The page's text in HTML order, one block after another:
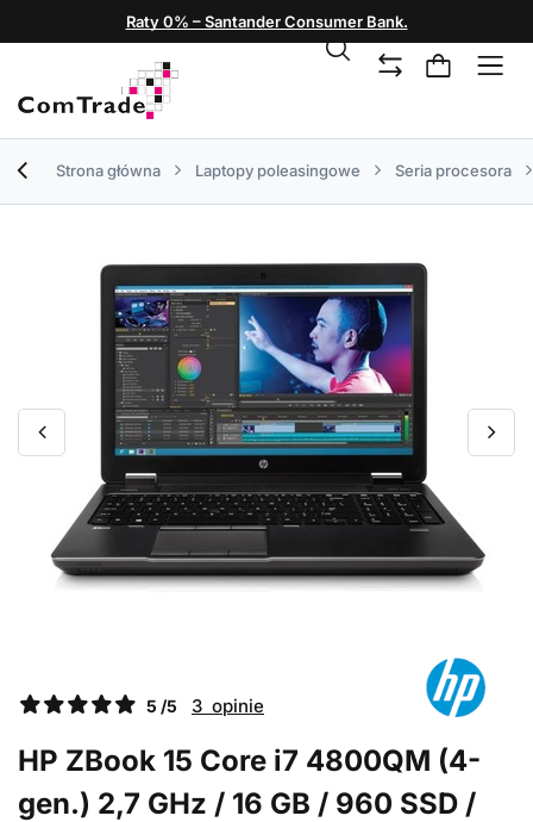
Raty 0% – Santander Consumer Bank.
Strona główna Laptopy poleasingowe Seria procesora
5 /5 3 opinie
HP ZBook 15 Core i7 4800QM (4-
gen.) 2,7 GHz / 16 GB / 960 SSD /